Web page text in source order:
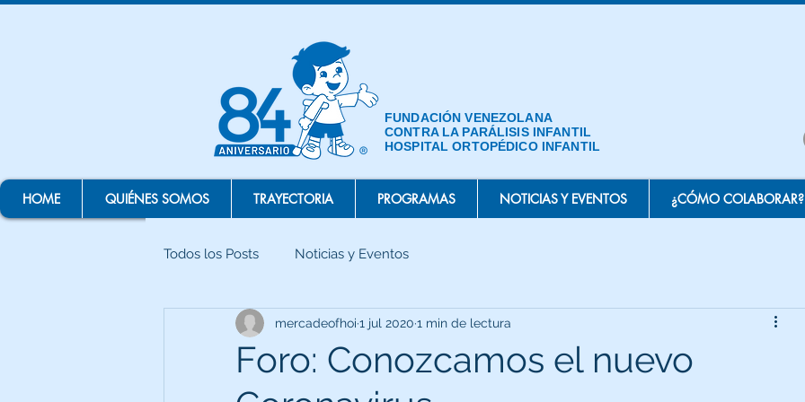
FUNDACIÓN VENEZOLANA
CONTRA LA PARÁLISIS INFANTIL
HOSPITAL ORTOPÉDICO INFANTIL
HOME QUIÉNES SOMOS TRAYECTORIA PROGRAMAS NOTICIAS Y EVENTOS ¿CÓMO COLABORAR?
Todos los Posts Noticias y Eventos
Foro: Conozcamos el nuevo
mercadeofhoi 1 jul 2020 1 min de lectura